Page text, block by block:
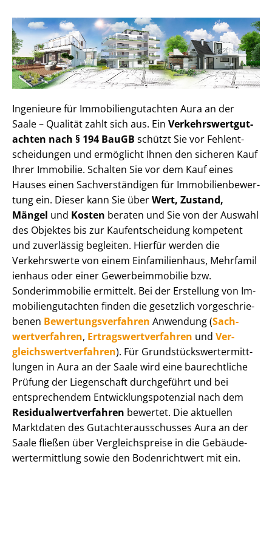
Ingenieure für Im­mo­bi­li­en­gut­ach­ten Aura an der
Saale – Qualität zahlt sich aus. Ein Ver­kehrs­wert­gut­
ach­ten nach § 194 BauGB schützt Sie vor Fehl­ent­
schei­dun­gen und ermöglicht Ihnen den sicheren Kauf
Ihrer Immobilie. Schalten Sie vor dem Kauf eines
Hauses einen Sach­ver­stän­di­gen für Im­mo­bi­li­en­be­wer­
tung ein. Dieser kann Sie überWert, Zustand,
Mängel und Kosten beraten und Sie von der Auswahl
des Objektes bis zur Kauf­ent­schei­dung kompetent
und zuverlässig begleiten. Hierfür werden die
Verkehrswerte von einem Einfamilienhaus, Mehr­fa­mi­l
i­en­haus oder einer Ge­wer­be­im­mo­bi­lie bzw.
Sonderimmobilie ermittelt. Bei der Erstellung von Im­
mo­bi­li­en­gut­ach­ten finden die gesetzlich vor­ge­schrie­
be­nen Be­wer­tungs­ver­fah­ren Anwendung (Sach­
wert­ver­fah­ren, Er­trags­wert­ver­fah­ren und Ver­
gleichs­wert­ver­fah­ren). Für Grund­stücks­wert­ermitt­
lun­gen in Aura an der Saale wird eine baurechtliche
Prüfung der Liegenschaft durchgeführt und bei
entsprechendem Ent­wick­lungs­po­ten­zi­al nach dem
Re­si­du­al­wert­ver­fah­ren bewertet. Die aktuellen
Marktdaten des Gut­ach­ter­aus­schus­ses Aura an der
Saale fließen über Ver­gleichs­prei­se in die Ge­bäu­de­
wert­ermitt­lung sowie den Bodenrichtwert mit ein.